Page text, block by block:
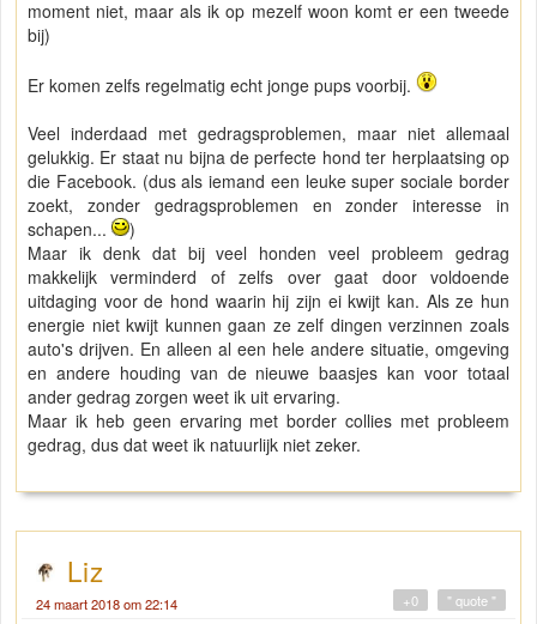
moment niet, maar als ik op mezelf woon komt er een tweede
bij)
Er komen zelfs regelmatig echt jonge pups voorbij.
Veel inderdaad met gedragsproblemen, maar niet allemaal
gelukkig. Er staat nu bijna de perfecte hond ter herplaatsing op
die Facebook. (dus als iemand een leuke super sociale border
zoekt, zonder gedragsproblemen en zonder interesse in
schapen...
)
Maar ik denk dat bij veel honden veel probleem gedrag
makkelijk verminderd of zelfs over gaat door voldoende
uitdaging voor de hond waarin hij zijn ei kwijt kan. Als ze hun
energie niet kwijt kunnen gaan ze zelf dingen verzinnen zoals
auto's drijven. En alleen al een hele andere situatie, omgeving
en andere houding van de nieuwe baasjes kan voor totaal
ander gedrag zorgen weet ik uit ervaring.
Maar ik heb geen ervaring met border collies met probleem
gedrag, dus dat weet ik natuurlijk niet zeker.
Liz
24 maart 2018 om 22:14 " quote "
+0